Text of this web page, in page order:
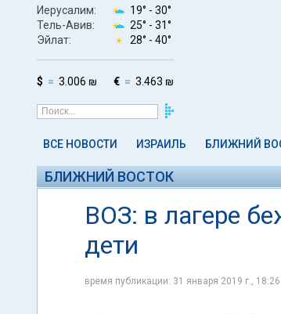
Иерусалим: 19° - 30°
Тель-Авив:
25° - 31°
Эйлат:
28° - 40°
$ 3.006 ₪ € 3.463 ₪
ВСЕ НОВОСТИ ИЗРАИЛЬ БЛИЖНИЙ
БЛИЖНИЙ ВОСТОК
ВОЗ: в лагере
дети
время публикации: 31 января 2019 г.,